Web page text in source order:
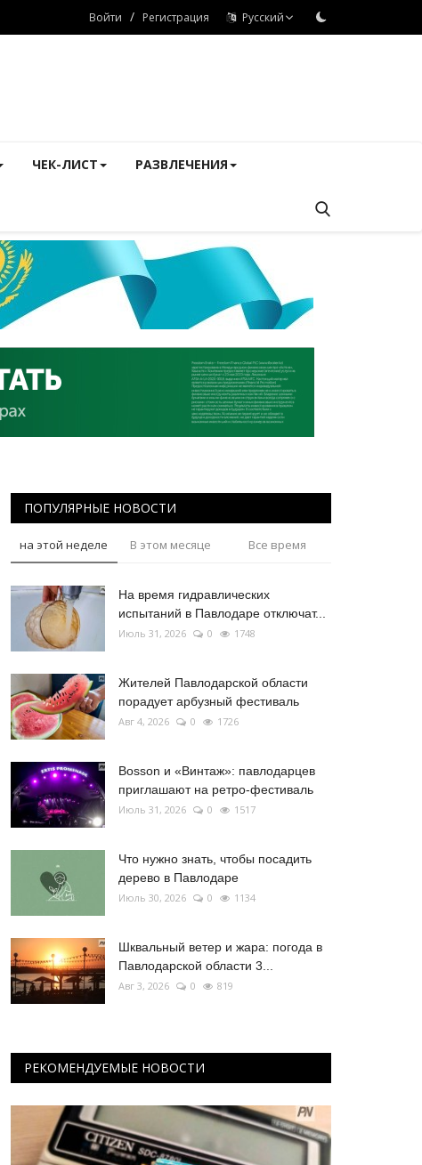
Войти / Регистрация Русский
ЧЕК-ЛИСТ РАЗВЛЕЧЕНИЯ
ПОПУЛЯРНЫЕ НОВОСТИ
на этой неделе В этом месяце Все время
На время гидравлических
испытаний в Павлодаре отключат...
Июль 31, 2026 0 1748
Жителей Павлодарской области
порадует арбузный фестиваль
Авг 4, 2026 0 1726
Bosson и «Винтаж»: павлодарцев
приглашают на ретро-фестиваль
Июль 31, 2026 0 1517
Что нужно знать, чтобы посадить
дерево в Павлодаре
Июль 30, 2026 0 1134
Шквальный ветер и жара: погода в
Павлодарской области 3...
Авг 3, 2026 0 819
РЕКОМЕНДУЕМЫЕ НОВОСТИ